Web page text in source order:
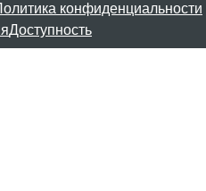
конфиденциальности
Доступность